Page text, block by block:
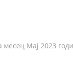
месец Мај 2023